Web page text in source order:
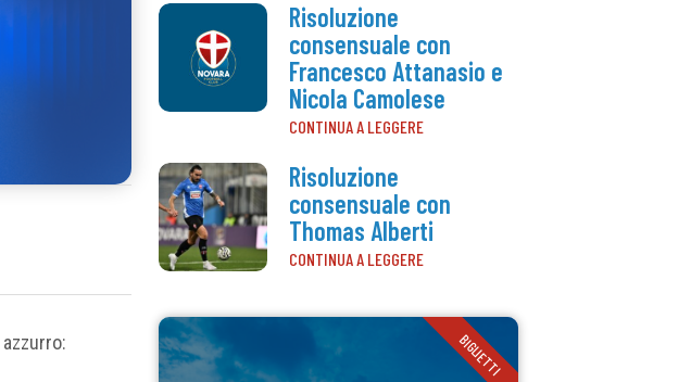
azzurro:
Risoluzione
consensuale con
Francesco Attanasio e
Nicola Camolese
CONTINUA A LEGGERE
Risoluzione
consensuale con
Thomas Alberti
CONTINUA A LEGGERE
BIGLIETTI